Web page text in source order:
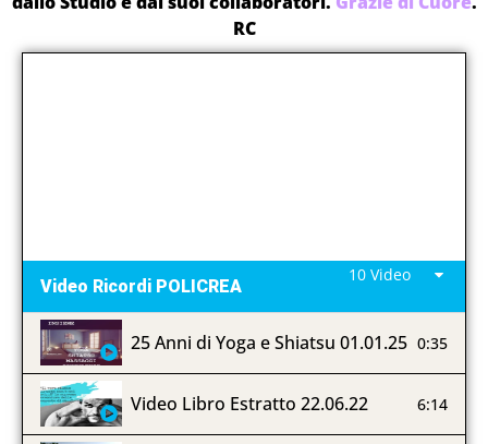
RC
Video Ricordi POLICREA
10 Video
25 Anni di Yoga e Shiatsu 01.01.25 0:35
Video Libro Estratto 22.06.22 6:14